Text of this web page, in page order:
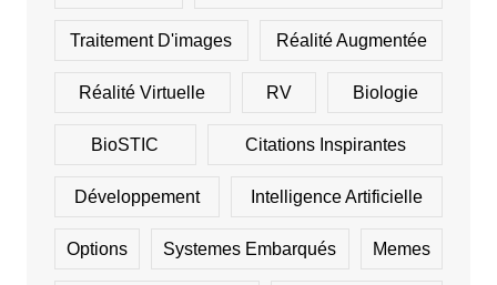
Traitement D'images Réalité Augmentée
Réalité Virtuelle RV Biologie
BioSTIC Citations Inspirantes
Développement Intelligence Artificielle
Options Systemes Embarqués Memes